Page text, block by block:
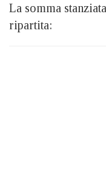
La somma
ripartita: